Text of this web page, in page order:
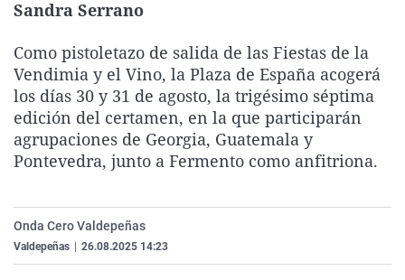
Gente viajera
Como el perro y el
Retornados
Equipo de
Operación Viuda
Galicia
La Rioja
Navarra
País Vasco
Televisión
Elecciones
Sandra Serrano
Como pistoletazo de salida de las Fiestas de la
Vendimia y el Vino, la Plaza de España acogerá
los días 30 y 31 de agosto, la trigésimo séptima
edición del certamen, en la que participarán
agrupaciones de Georgia, Guatemala y
Pontevedra, junto a Fermento como anfitriona.
Onda Cero Valdepeñas
Valdepeñas 26.08.2025 14:23